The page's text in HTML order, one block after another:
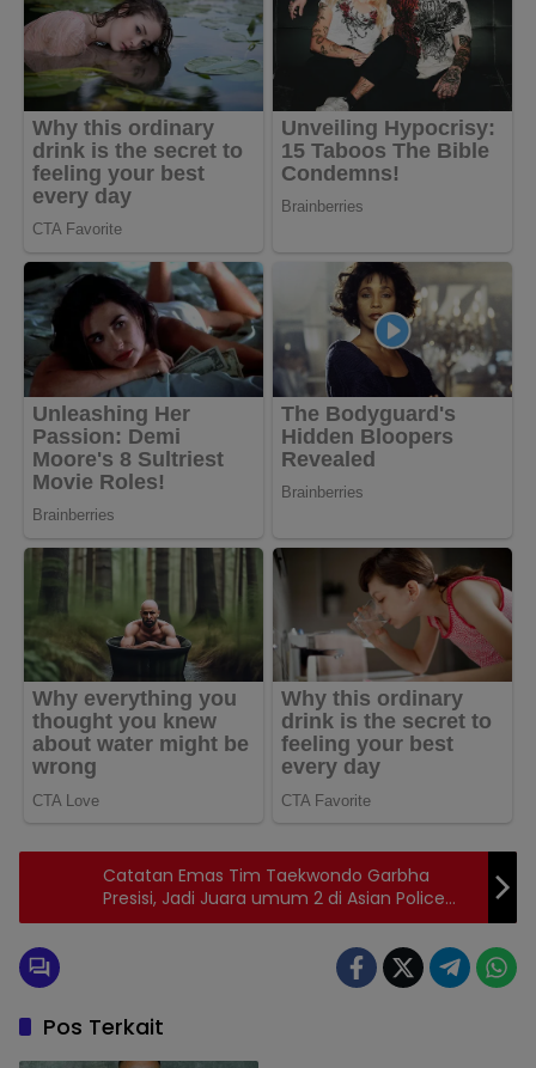
Catatan Emas Tim Taekwondo Garbha
Presisi, Jadi Juara umum 2 di Asian Police
Championship Open 2024
Pos Terkait